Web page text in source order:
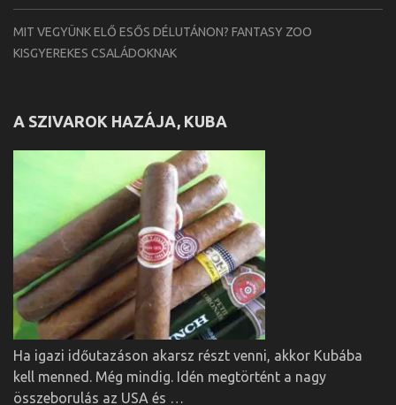
MIT VEGYÜNK ELŐ ESŐS DÉLUTÁNON? FANTASY ZOO
KISGYEREKES CSALÁDOKNAK
A SZIVAROK HAZÁJA, KUBA
Ha igazi időutazáson akarsz részt venni, akkor Kubába
kell menned. Még mindig. Idén megtörtént a nagy
összeborulás az USA és …